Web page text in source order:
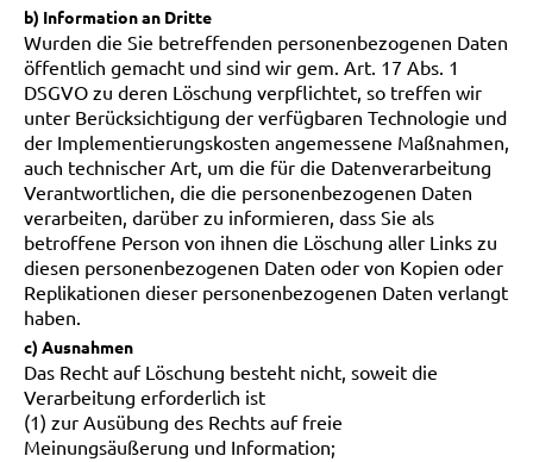
b) Information an Dritte
Wurden die Sie betreffenden personenbezogenen Daten
öffentlich gemacht und sind wir gem. Art. 17 Abs. 1
DSGVO zu deren Löschung verpflichtet, so treffen wir
unter Berücksichtigung der verfügbaren Technologie und
der Implementierungskosten angemessene Maßnahmen,
auch technischer Art, um die für die Datenverarbeitung
Verantwortlichen, die die personenbezogenen Daten
verarbeiten, darüber zu informieren, dass Sie als
betroffene Person von ihnen die Löschung aller Links zu
diesen personenbezogenen Daten oder von Kopien oder
Replikationen dieser personenbezogenen Daten verlangt
haben.
c) Ausnahmen
Das Recht auf Löschung besteht nicht, soweit die
Verarbeitung erforderlich ist
(1) zur Ausübung des Rechts auf freie
Meinungsäußerung und Information;